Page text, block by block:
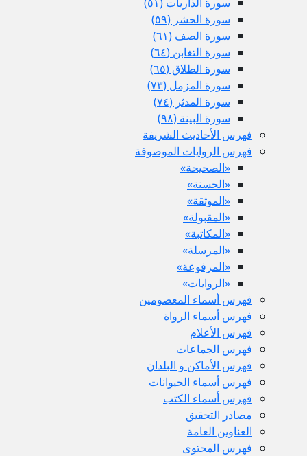
سورة الحشر (٥٩)
سورة الصف (٦١)
سورة التغابن (٦٤)
سورة الطلاق (٦٥)
سورة المزمل (٧٣)
سورة المدثر (٧٤)
سورة البينة (٩٨)
فهرس الأحاديث الشريفة
فهرس الروايات الموصوفة
«الصحيحة»
«الحسنة»
«الموثقة»
«المقبولة»
«المكاتبة»
«المرسلة»
«المرفوعة»
«الروايات»
فهرس أسماء المعصومين
فهرس أسماء الرواة
فهرس الأعلام
فهرس الجماعات
فهرس الأماكن و البلدان
فهرس أسماء الحيوانات
فهرس أسماء الكتب
مصادر التحقيق
العناوين العامة
فهرس المحتوى